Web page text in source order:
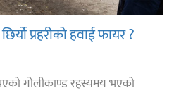
प्रहरीको हवाई फायर ?
गोलीकाण्ड रहस्यमय भएको